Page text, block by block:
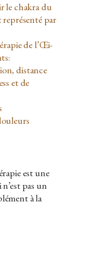
le chakra du
par
de l’Œi-
distance
et de
est une
pas un
à la